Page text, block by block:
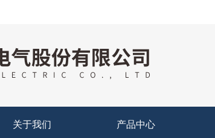
关于我们 产品中心